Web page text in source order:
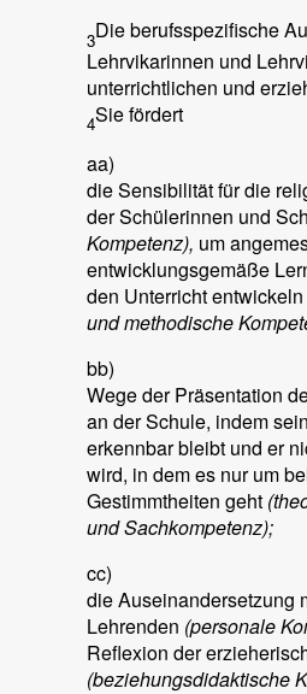
3Die berufsspezifische
Lehrvikarinnen und
unterrichtlichen und
4Sie fördert
aa)
die Sensibilität für die
der Schülerinnen und
Kompetenz), um
entwicklungsgemäße
den Unterricht
und methodische
bb)
Wege der Präsentation
an der Schule, indem
erkennbar bleibt und er
wird, in dem es nur um
Gestimmtheiten geht
und Sachkompetenz);
cc)
die Auseinandersetzung
Lehrenden (personale
Reflexion der
(beziehungsdidaktische